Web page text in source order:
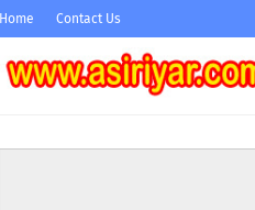
Home Contact Us